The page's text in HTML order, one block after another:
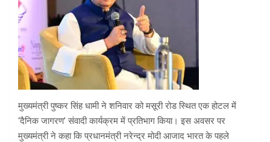
मुख्यमंत्री पुष्कर सिंह धामी ने शनिवार को मसूरी रोड स्थित एक होटल में
‘दैनिक जागरण’ संवादी कार्यक्रम में प्रतिभाग किया। इस अवसर पर
मुख्यमंत्री ने कहा कि प्रधानमंत्री नरेन्द्र मोदी आजाद भारत के पहले